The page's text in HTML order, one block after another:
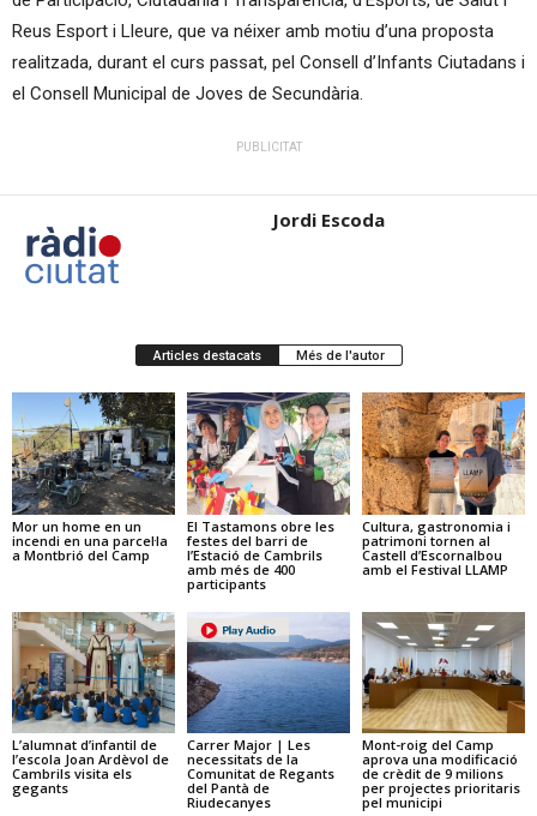
Reus Esport i Lleure, que va néixer amb motiu d’una proposta
realitzada, durant el curs passat, pel Consell d’Infants Ciutadans i
el Consell Municipal de Joves de Secundària.
PUBLICITAT
Jordi Escoda
Articles destacats Més de l'autor
Mor un home en un
incendi en una parcel·la
a Montbrió del Camp
El Tastamons obre les
festes del barri de
l’Estació de Cambrils
amb més de 400
participants
Cultura, gastronomia i
patrimoni tornen al
Castell d’Escornalbou
amb el Festival LLAMP
L’alumnat d’infantil de
l’escola Joan Ardèvol de
Cambrils visita els
gegants
Carrer Major | Les
necessitats de la
Comunitat de Regants
del Pantà de
Riudecanyes
Mont-roig del Camp
aprova una modificació
de crèdit de 9 milions
per projectes prioritaris
pel municipi